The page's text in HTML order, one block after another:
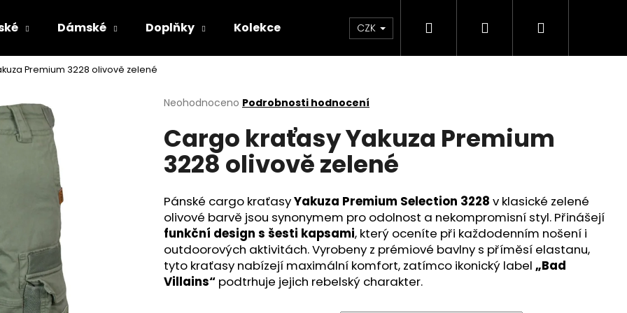
Dámské Doplňky Kolekce Kontakt Velkoobchod Obchodní
CZK Hledat PřihlášeníNákupní
Premium 3228 olivově zelené
Průměrné
produktu
je
0,0
z
hvězdiček.
Neohodnoceno Podrobnosti hodnocení
Cargo kraťasy Yakuza Premium
3228 olivově zelené
Pánské cargo kraťasyYakuza Premium Selection 3228 v klasické zelené
olivové barvě jsou synonymem pro odolnost a nekompromisní styl. Přinášejí
funkční design s šesti kapsami, který oceníte při každodenním nošení i
outdoorových aktivitách. Vyrobeny z prémiové bavlny s příměsí elastanu,
tyto kraťasy nabízejí maximální komfort, zatímco ikonický label „Bad
Villains“ podtrhuje jejich rebelský charakter.
Co potřebujete najít?
HLEDAT
Doporučujeme
PÁNSKÉ KOUPACÍ ŠORTKY YAKUZA